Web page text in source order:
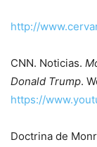
http://
CNN. Noticias.
Donald Trump.
https://
Doctrina de